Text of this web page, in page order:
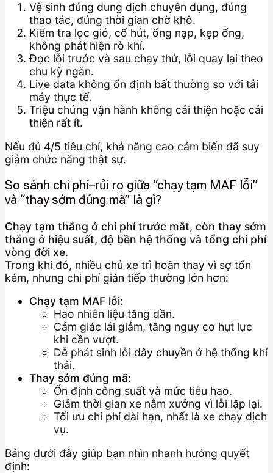
Vệ sinh đúng dung dịch chuyên dụng, đúng
thao tác, đúng thời gian chờ khô.
Kiểm tra lọc gió, cổ hút, ống nạp, kẹp ống,
không phát hiện rò khí.
Đọc lỗi trước và sau chạy thử, lỗi quay lại theo
chu kỳ ngắn.
Live data không ổn định bất thường so với tải
máy thực tế.
Triệu chứng vận hành không cải thiện hoặc cải
thiện rất ít.
Nếu đủ 4/5 tiêu chí, khả năng cao cảm biến đã suy
giảm chức năng thật sự.
So sánh chi phí–rủi ro giữa “chạy tạm MAF lỗi”
và “thay sớm đúng mã” là gì?
Chạy tạm thắng ở chi phí trước mắt, còn thay sớm
thắng ở hiệu suất, độ bền hệ thống và tổng chi phí
vòng đời xe.
Trong khi đó, nhiều chủ xe trì hoãn thay vì sợ tốn
kém, nhưng chi phí gián tiếp thường lớn hơn:
Chạy tạm MAF lỗi:
Hao nhiên liệu tăng dần.
Cảm giác lái giảm, tăng nguy cơ hụt lực
khi cần vượt.
Dễ phát sinh lỗi dây chuyền ở hệ thống khí
thải.
Thay sớm đúng mã:
Ổn định công suất và mức tiêu hao.
Giảm thời gian xe nằm xưởng vì lỗi lặp lại.
Tối ưu chi phí dài hạn, nhất là xe chạy dịch
vụ.
Bảng dưới đây giúp bạn nhìn nhanh hướng quyết
định: